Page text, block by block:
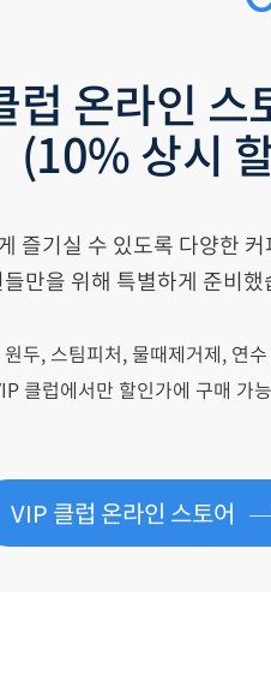
럽 온라인 스
(10% 상시
즐기실 수 있도록 다양한 커
만을 위해 특별하게 준비했
두, 스팀피처, 물때제거제, 연
클럽에서만 할인가에 구매 가
VIP 클럽 온라인 스토어